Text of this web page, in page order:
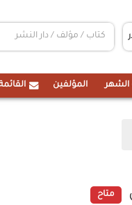
الشهر المؤلفين
متاح